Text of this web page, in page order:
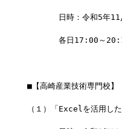
日時：令和5年11/
各日17:00～20:15
■【高崎産業技術専門校】
（１）「Excelを活用し